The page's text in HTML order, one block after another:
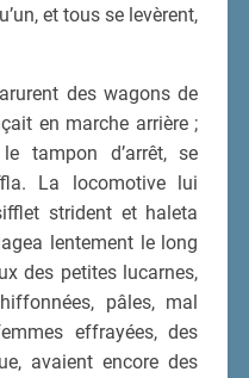
et tous se levèrent,
des wagons de
en marche arrière ;
tampon d’arrêt, se
La locomotive lui
strident et haleta
lentement le long
des petites lucarnes,
pâles, mal
effrayées, des
avaient encore des